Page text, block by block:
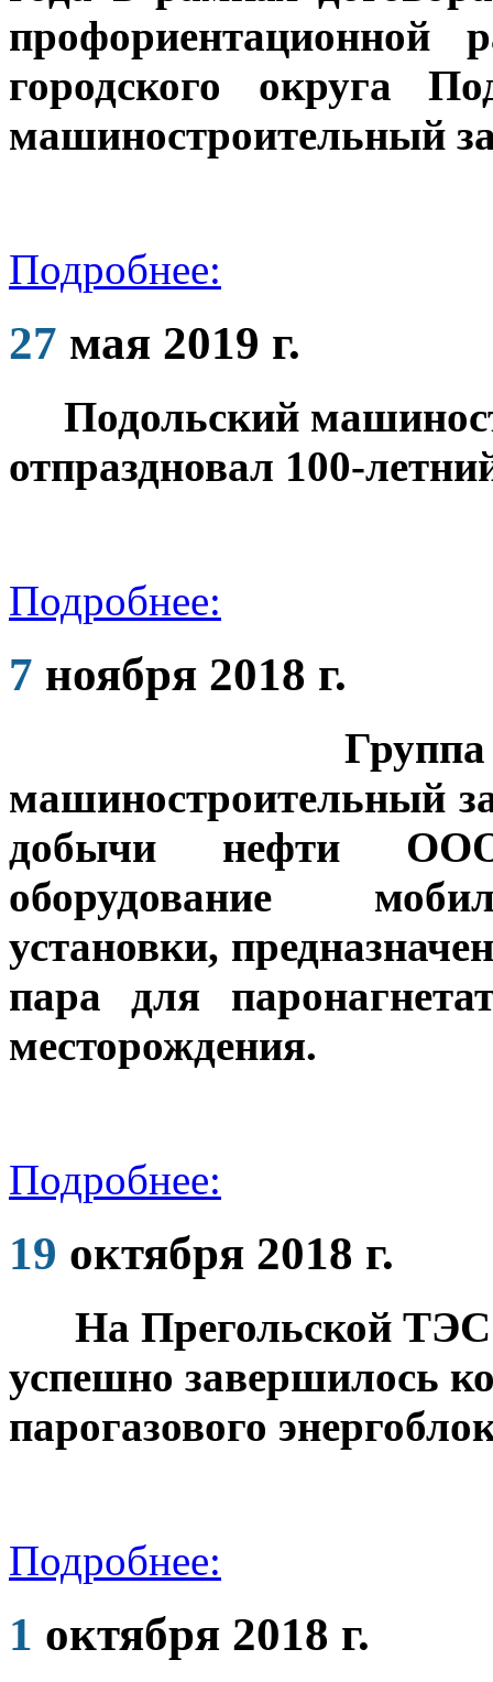
городского округа
машиностроительный
Подробнее:
27 мая 2019 г.
Подольский
отпраздновал 100-
Подробнее:
7 ноября 2018 г.
машиностроительный
добычи нефти ООО
оборудование
установки,
пара для
месторождения.
Подробнее:
19 октября 2018 г.
На Прегольской ТЭС
успешно завершилось
парогазового
Подробнее:
1 октября 2018 г.